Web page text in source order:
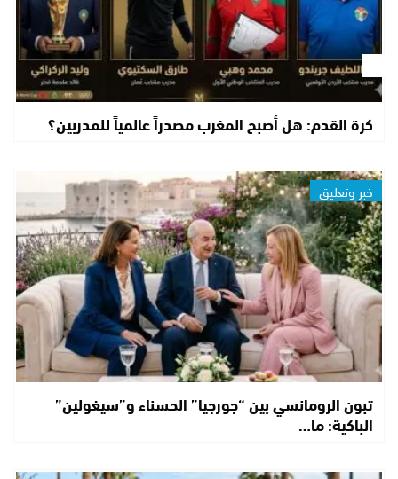
كرة القدم: هل أصبح المغرب مصدراً عالمياً للمدربين؟
خبر وتعليق
تبون الرومانسي بين “جورجيا” الحسناء و”سيغولين”
الباكية: ما…